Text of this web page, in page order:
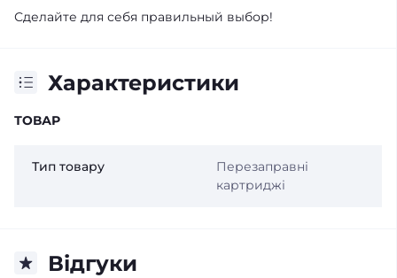
Сделайте для себя правильный выбор!
Характеристики
ТОВАР
Тип товару
Перезаправні
картриджі
Відгуки